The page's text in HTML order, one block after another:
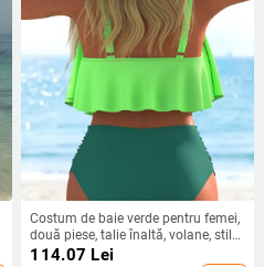
Costum de baie verde pentru femei,
două piese, talie înaltă, volane, stil
European-American
114.07 Lei